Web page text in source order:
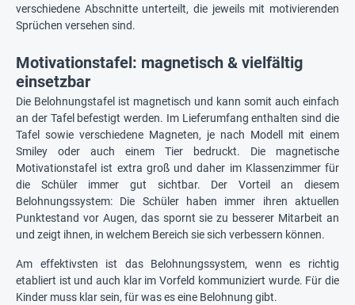
verschiedene Abschnitte unterteilt, die jeweils mit motivierenden
Sprüchen versehen sind.
Motivationstafel: magnetisch & vielfältig
einsetzbar
Die Belohnungstafel ist magnetisch und kann somit auch einfach
an der Tafel befestigt werden. Im Lieferumfang enthalten sind die
Tafel sowie verschiedene Magneten, je nach Modell mit einem
Smiley oder auch einem Tier bedruckt. Die magnetische
Motivationstafel ist extra groß und daher im Klassenzimmer für
die Schüler immer gut sichtbar. Der Vorteil an diesem
Belohnungssystem: Die Schüler haben immer ihren aktuellen
Punktestand vor Augen, das spornt sie zu besserer Mitarbeit an
und zeigt ihnen, in welchem Bereich sie sich verbessern können.
Am effektivsten ist das Belohnungssystem, wenn es richtig
etabliert ist und auch klar im Vorfeld kommuniziert wurde. Für die
Kinder muss klar sein, für was es eine Belohnung gibt.